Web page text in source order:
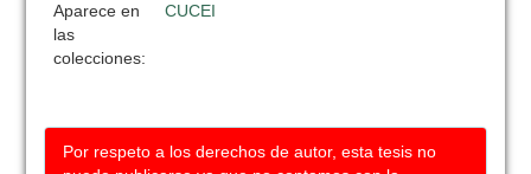
Aparece en
las
colecciones:
CUCEI
Por respeto a los derechos de autor, esta tesis no